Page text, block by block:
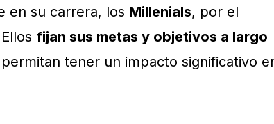
en su carrera, los Millenials, por el
fijan sus metas y objetivos a largo
tener un impacto significativo